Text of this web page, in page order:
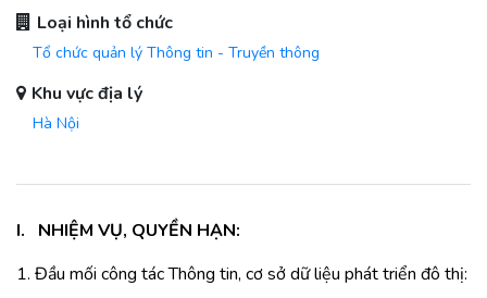
Loại hình tổ chức
Tổ chức quản lý Thông tin - Truyền thông
Khu vực địa lý
Hà Nội
I.
NHIỆM VỤ, QUYỀN HẠN:
1. Đầu mối công tác Thông tin, cơ sở dữ liệu phát triển đô thị: